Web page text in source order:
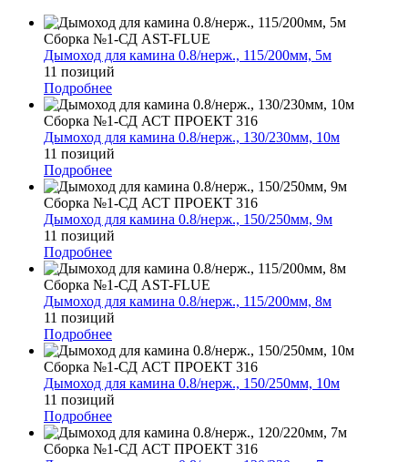
Сборка №1-СД AST-FLUE
Дымоход для камина 0.8/нерж., 115/200мм, 5м
11 позиций
Подробнее
Сборка №1-СД АСТ ПРОЕКТ 316
Дымоход для камина 0.8/нерж., 130/230мм, 10м
11 позиций
Подробнее
Сборка №1-СД АСТ ПРОЕКТ 316
Дымоход для камина 0.8/нерж., 150/250мм, 9м
11 позиций
Подробнее
Сборка №1-СД AST-FLUE
Дымоход для камина 0.8/нерж., 115/200мм, 8м
11 позиций
Подробнее
Сборка №1-СД АСТ ПРОЕКТ 316
Дымоход для камина 0.8/нерж., 150/250мм, 10м
11 позиций
Подробнее
Сборка №1-СД АСТ ПРОЕКТ 316